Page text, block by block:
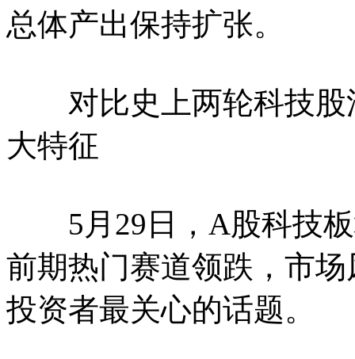
总体产出保持扩张。
对比史上两轮科技股
大特征
5月29日，A股科技板
前期热门赛道领跌，市
投资者最关心的话题。